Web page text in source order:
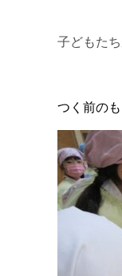
子どもた
つく前の